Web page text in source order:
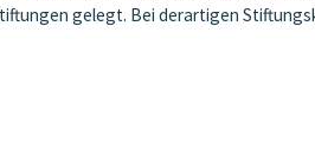
gelegt. Bei derartigen